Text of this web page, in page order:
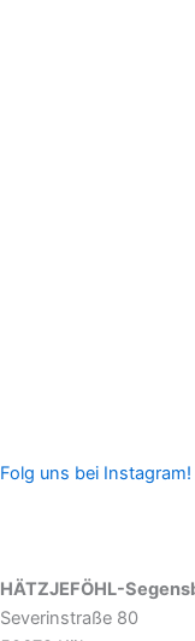
Folg uns bei Instagram!
HÄTZJEFÖHL-
Severinstraße 80